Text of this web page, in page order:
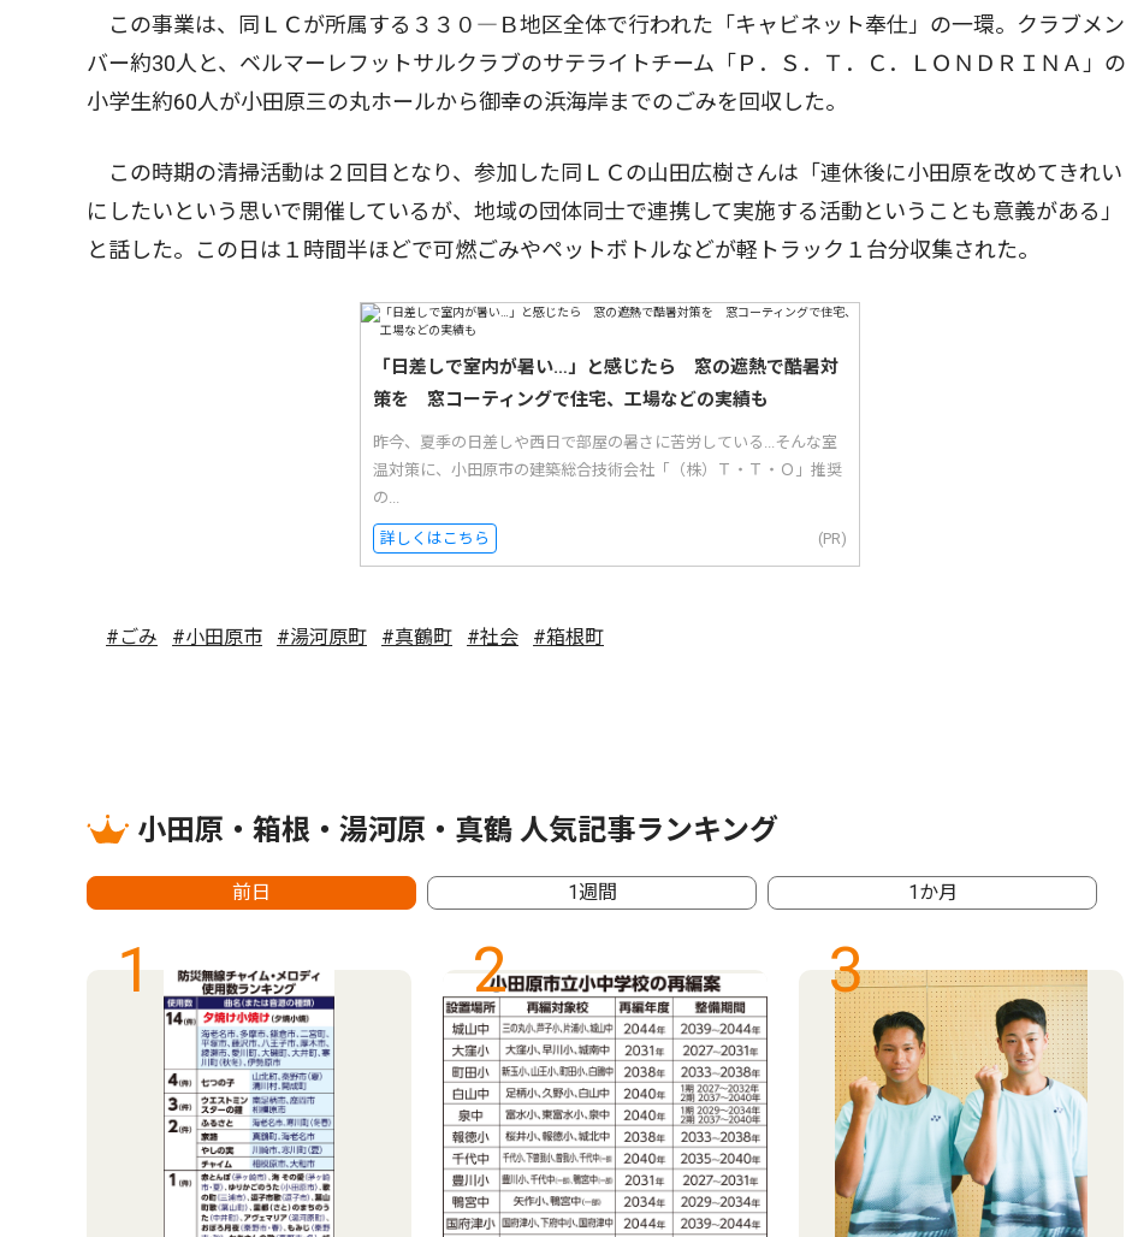
この事業は、同ＬＣが所属する３３０―Ｂ地区全体で行われた「キャビネット奉仕」の一環。クラブメン
バー約30人と、ベルマーレフットサルクラブのサテライトチーム「Ｐ．Ｓ．Ｔ．Ｃ．ＬＯＮＤＲＩＮＡ」の
小学生約60人が小田原三の丸ホールから御幸の浜海岸までのごみを回収した。
この時期の清掃活動は２回目となり、参加した同ＬＣの山田広樹さんは「連休後に小田原を改めてきれい
にしたいという思いで開催しているが、地域の団体同士で連携して実施する活動ということも意義がある」
と話した。この日は１時間半ほどで可燃ごみやペットボトルなどが軽トラック１台分収集された。
「日差しで室内が暑い…」と感じたら 窓の遮熱で酷暑対
策を 窓コーティングで住宅、工場などの実績も
昨今、夏季の日差しや西日で部屋の暑さに苦労している...そんな室
温対策に、小田原市の建築総合技術会社「（株）Ｔ・Ｔ・Ｏ」推奨
の...
詳しくはこちら (PR)
#ごみ #小田原市 #湯河原町 #真鶴町 #社会 #箱根町
小田原・箱根・湯河原・真鶴 人気記事ランキング
前日 1週間 1か月
1 2 3